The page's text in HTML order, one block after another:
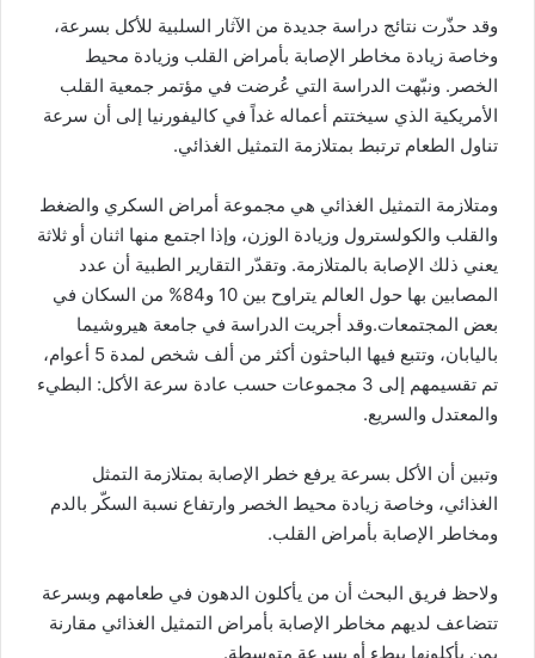
وقد حذّرت نتائج دراسة جديدة من الآثار السلبية للأكل بسرعة،
وخاصة زيادة مخاطر الإصابة بأمراض القلب وزيادة محيط
الخصر. ونبّهت الدراسة التي عُرضت في مؤتمر جمعية القلب
الأمريكية الذي سيختتم أعماله غداً في كاليفورنيا إلى أن سرعة
تناول الطعام ترتبط بمتلازمة التمثيل الغذائي.
ومتلازمة التمثيل الغذائي هي مجموعة أمراض السكري والضغط
والقلب والكولسترول وزيادة الوزن، وإذا اجتمع منها اثنان أو ثلاثة
يعني ذلك الإصابة بالمتلازمة. وتقدّر التقارير الطبية أن عدد
المصابين بها حول العالم يتراوح بين 10 و84% من السكان في
بعض المجتمعات.وقد أجريت الدراسة في جامعة هيروشيما
باليابان، وتتبع فيها الباحثون أكثر من ألف شخص لمدة 5 أعوام،
تم تقسيمهم إلى 3 مجموعات حسب عادة سرعة الأكل: البطيء
والمعتدل والسريع.
وتبين أن الأكل بسرعة يرفع خطر الإصابة بمتلازمة التمثل
الغذائي، وخاصة زيادة محيط الخصر وارتفاع نسبة السكّر بالدم
ومخاطر الإصابة بأمراض القلب.
ولاحظ فريق البحث أن من يأكلون الدهون في طعامهم وبسرعة
تتضاعف لديهم مخاطر الإصابة بأمراض التمثيل الغذائي مقارنة
بمن يأكلونها ببطء أو بسرعة متوسطة.